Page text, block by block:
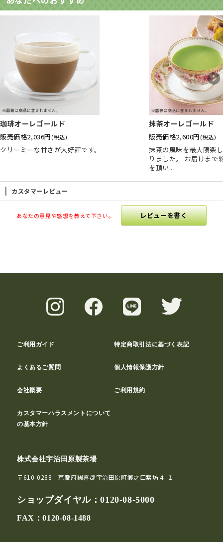
珈琲オーレゴールド
販売価格2,036円(税込)
クリーミーな甘さが大好評です。
抹茶オーレゴールド
販売価格2,600円(税込)
抹茶の風味を最大限楽
りました。 お届けまで
を頂い..
カスタマーレビュー
あなたの意見や感想を教えて下さい。 レビューを書く
ご利用ガイド 特定商取引法に基づく表記
よくあるご質問 個人情報保護方針
会社概要 ご利用規約
カスタマーハラスメントについて
の基本方針
株式会社宇治田原製茶場
〒610-0288 京都府綴喜郡宇治田原町郷之口紫坊４-１
ショップダイヤル：0120-08-5000
FAX：0120-08-1488